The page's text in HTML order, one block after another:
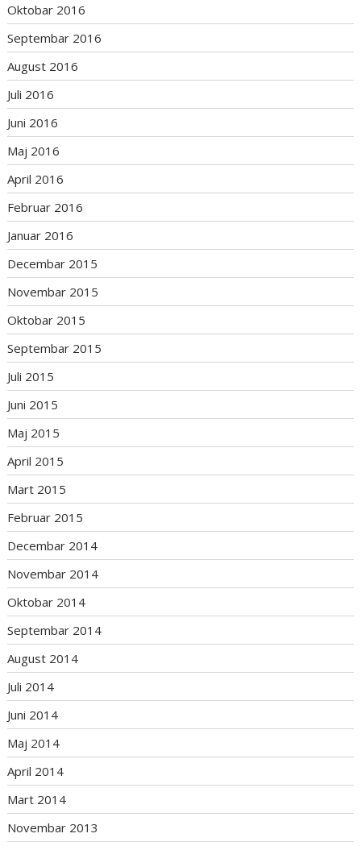
Oktobar 2016
Septembar 2016
August 2016
Juli 2016
Juni 2016
Maj 2016
April 2016
Februar 2016
Januar 2016
Decembar 2015
Novembar 2015
Oktobar 2015
Septembar 2015
Juli 2015
Juni 2015
Maj 2015
April 2015
Mart 2015
Februar 2015
Decembar 2014
Novembar 2014
Oktobar 2014
Septembar 2014
August 2014
Juli 2014
Juni 2014
Maj 2014
April 2014
Mart 2014
Novembar 2013